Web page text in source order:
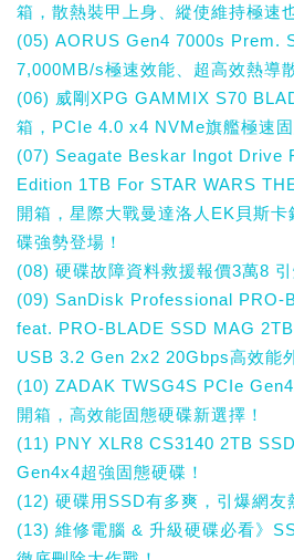
箱，散熱裝甲上身、縱使維持極速
(05) AORUS Gen4 7000s Prem.
7,000MB/s極速效能、超高效熱導
(06) 威剛XPG GAMMIX S70
箱，PCIe 4.0 x4 NVMe旗艦極速固
(07) Seagate Beskar Ingot Drive
Edition 1TB For STAR WARS
開箱，星際大戰曼達洛人EK貝斯
碟強勢登場！
(08) 硬碟故障資料救援報價3萬8 引
(09) SanDisk Professional PRO-
feat. PRO-BLADE SSD MAG
USB 3.2 Gen 2x2 20Gbps高效能
(10) ZADAK TWSG4S PCIe
開箱，高效能固態硬碟新選擇！
(11) PNY XLR8 CS3140 2TB
Gen4x4超強固態硬碟！
(12) 硬碟用SSD有多爽，引爆網友
(13) 維修電腦 & 升級硬碟必看》